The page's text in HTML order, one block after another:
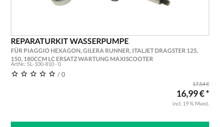
REPARATURKIT WASSERPUMPE
FÜR PIAGGIO HEXAGON, GILERA RUNNER, ITALJET DRAGSTER 125,
150, 180CCM LC ERSATZ WARTUNG MAXISCOOTER
ArtNr.: SL-100-810 - 0
/ 0
17,54 €
16,99 € *
incl. 19 % Mwst.